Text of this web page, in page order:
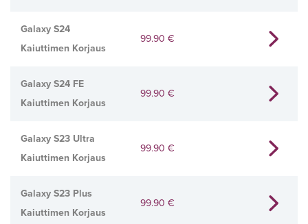
Galaxy S24
Kaiuttimen Korjaus
99.90 €
Galaxy S24 FE
Kaiuttimen Korjaus
99.90 €
Galaxy S23 Ultra
Kaiuttimen Korjaus
99.90 €
Galaxy S23 Plus
Kaiuttimen Korjaus
99.90 €